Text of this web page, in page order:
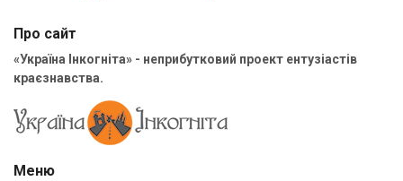
Про сайт
«Україна Інкогніта» - неприбутковий проект ентузіастів
краєзнавства.
Меню